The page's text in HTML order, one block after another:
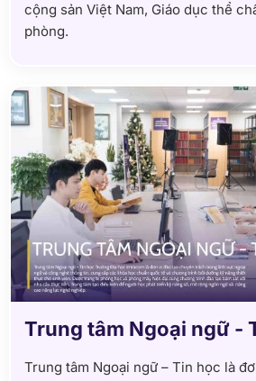
cộng sản Việt Nam, Giáo dục thể
phòng.
Trung tâm Ngoại ngữ -
Trung tâm Ngoại ngữ – Tin học là